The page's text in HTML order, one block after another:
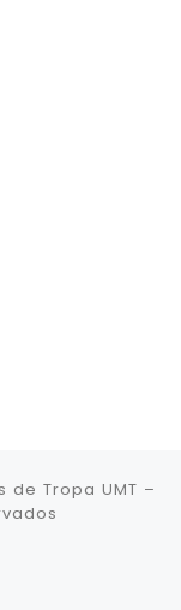
de Tropa UMT –